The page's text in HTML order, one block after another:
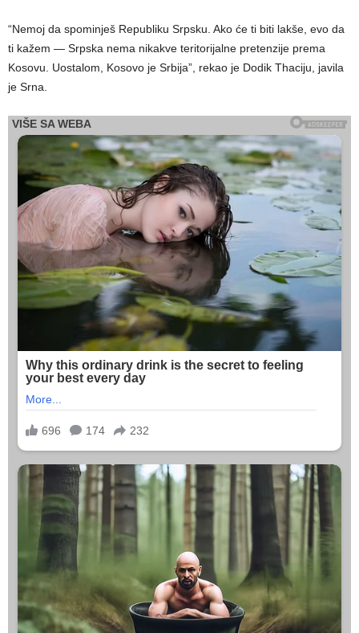
“Nemoj da spominješ Republiku Srpsku. Ako će ti biti lakše, evo da
ti kažem — Srpska nema nikakve teritorijalne pretenzije prema
Kosovu. Uostalom, Kosovo je Srbija”, rekao je Dodik Thaciju, javila
je Srna.